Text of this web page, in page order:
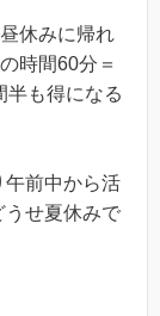
休みに帰れ
時間60分＝
も得になる
午前中から活
うせ夏休みで